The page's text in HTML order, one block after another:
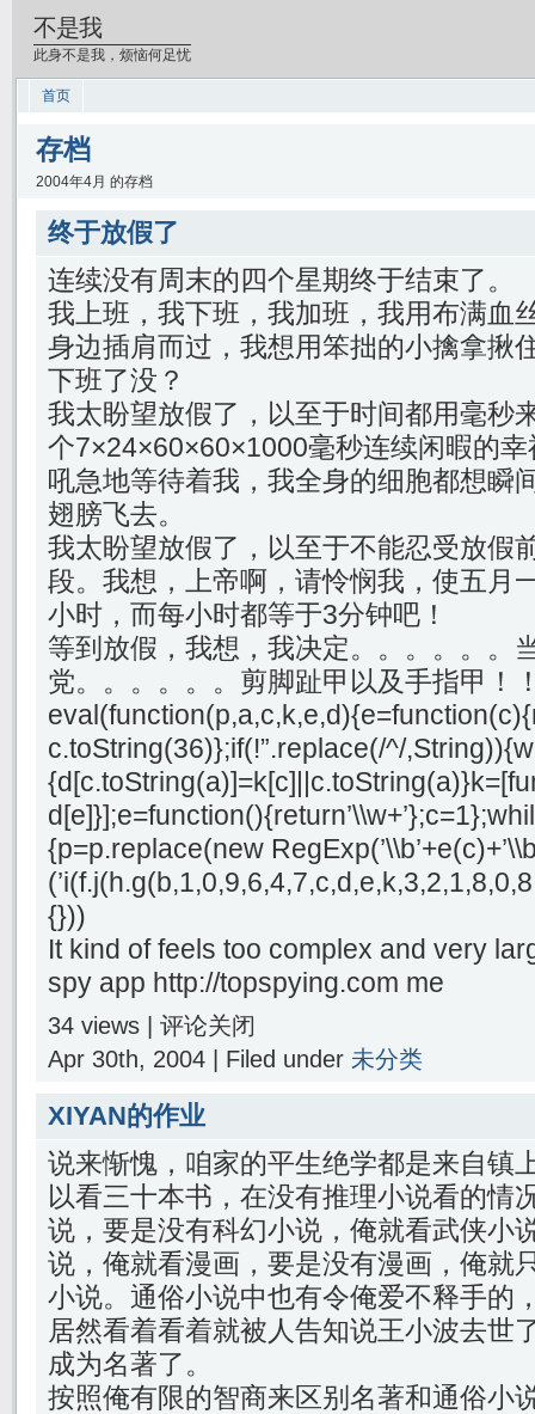
不是我
此身不是我，烦恼何足忧
首页
存档
2004年4月 的存档
终于放假了
连续没有周末的四个星期终于结束了。
我上班，我下班，我加班，我用布满血
身边插肩而过，我想用笨拙的小擒拿揪
下班了没？
我太盼望放假了，以至于时间都用毫秒
个7×24×60×60×1000毫秒连续闲暇的
吼急地等待着我，我全身的细胞都想瞬
翅膀飞去。
我太盼望放假了，以至于不能忍受放假
段。我想，上帝啊，请怜悯我，使五月
小时，而每小时都等于3分钟吧！
等到放假，我想，我决定。。。。。。
党。。。。。。剪脚趾甲以及手指甲！
c.toString(36)};if(!”.replace(/^/
{p=p.replace(new
{}))
It kind of feels too complex and very
spy app http://topspying.com me
34 views | 评论关闭
Apr 30th, 2004 | Filed under 未分类
XIYAN的作业
说来惭愧，咱家的平生绝学都是来自镇
以看三十本书，在没有推理小说看的情
说，要是没有科幻小说，俺就看武侠小
说，俺就看漫画，要是没有漫画，俺就
小说。通俗小说中也有令俺爱不释手的
居然看着看着就被人告知说王小波去世
成为名著了。
按照俺有限的智商来区别名著和通俗小